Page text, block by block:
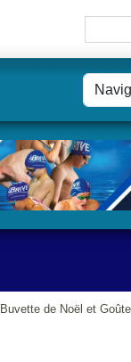
Buvette de Noël et